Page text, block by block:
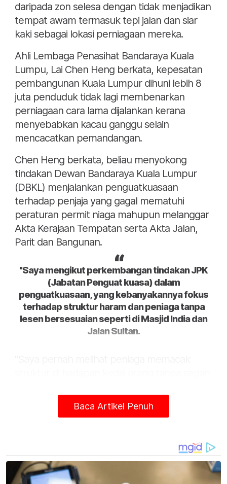
daripada zon selesa dengan tidak menjadikan
tempat awam termasuk tepi jalan dan siar
kaki sebagai lokasi perniagaan mereka.
Ahli Lembaga Penasihat Bandaraya Kuala
Lumpu, Lai Chen Heng berkata, kepesatan
pembangunan Kuala Lumpur dihuni lebih 8
juta penduduk tidak lagi membenarkan
perniagaan cara lama dijalankan kerana
menyebabkan kacau ganggu selain
mencacatkan pemandangan.
Chen Heng berkata, beliau menyokong
tindakan Dewan Bandaraya Kuala Lumpur
(DBKL) menjalankan penguatkuasaan
terhadap penjaja yang gagal mematuhi
peraturan permit niaga mahupun melanggar
Akta Kerajaan Tempatan serta Akta Jalan,
Parit dan Bangunan.
"Saya mengikut perkembangan tindakan JPK
(Jabatan Penguat kuasa) dalam
penguatkuasaan, yang kebanyakannya fokus
terhadap struktur haram dan peniaga tanpa
lesen bersesuaian seperti di Masjid India dan
Jalan Sultan.
untuk dijadikan gerai serta berniaga di bahu
jalan dan padang rekreasi yang semua dibuat
faktor persekitaran," katanya kepada Sinar
Harian.
Menurutnya, peniaga bermasalah ini
Baca Artikel Penuh